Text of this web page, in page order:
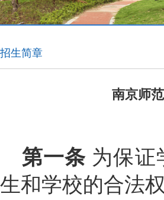
招生简章
南京师
第一条 为保证
生和学校的合法